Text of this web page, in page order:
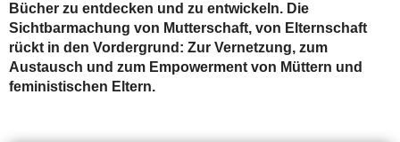
Bücher zu entdecken und zu entwickeln. Die
Sichtbarmachung von Mutterschaft, von Elternschaft
rückt in den Vordergrund: Zur Vernetzung, zum
Austausch und zum Empowerment von Müttern und
feministischen Eltern.